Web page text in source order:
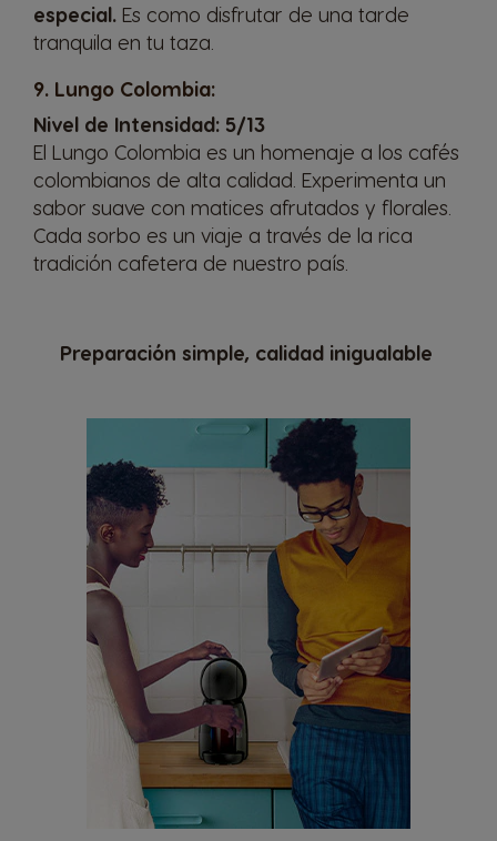
especial. Es como disfrutar de una tarde
tranquila en tu taza.
9. Lungo Colombia:
Nivel de Intensidad: 5/13
El Lungo Colombia es un homenaje a los cafés
colombianos de alta calidad. Experimenta un
sabor suave con matices afrutados y florales.
Cada sorbo es un viaje a través de la rica
tradición cafetera de nuestro país.
Preparación simple, calidad inigualable
Denmark
Dannish
Ecuador El Salvador
Spanish
Estonia Finland
Greece
Greek
Guatemala
Spanish
Honduras
Spanish
Hong Kong
Hong Kong
Chinese
Hungary
Hungarian
Indonesia
Indonesian
Israel
Hebrew